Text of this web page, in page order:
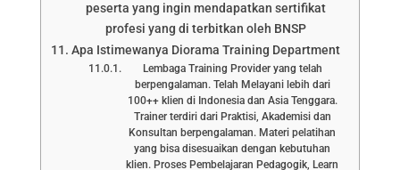
peserta yang ingin mendapatkan sertifikat
profesi yang di terbitkan oleh BNSP
Apa Istimewanya Diorama Training Department
Lembaga Training Provider yang telah
berpengalaman. Telah Melayani lebih dari
100++ klien di Indonesia dan Asia Tenggara.
Trainer terdiri dari Praktisi, Akademisi dan
Konsultan berpengalaman. Materi pelatihan
yang bisa disesuaikan dengan kebutuhan
klien. Proses Pembelajaran Pedagogik, Learn